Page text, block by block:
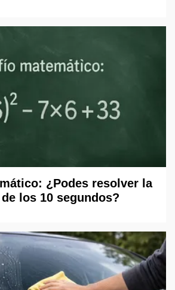
¿Podes resolver la
los 10 segundos?